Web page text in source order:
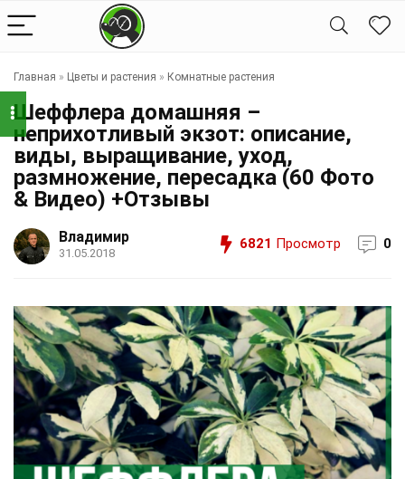
Главная » Цветы и растения » Комнатные растения
Шеффлера домашняя –
неприхотливый экзот: описание,
виды, выращивание, уход,
размножение, пересадка (60 Фото
& Видео) +Отзывы
Владимир
31.05.2018
6821 Просмотр 0